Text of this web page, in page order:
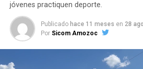
jóvenes practiquen deporte.
Publicado hace 11 meses en 28
Por Sicom Amozoc